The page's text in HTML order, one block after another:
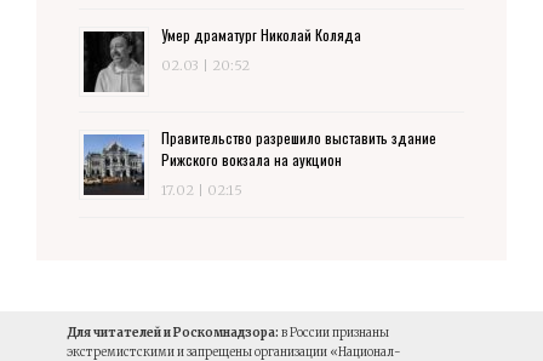
Умер драматург Николай Коляда
02.03 | 20:52
Правительство разрешило выставить здание
Рижского вокзала на аукцион
17.02 | 02:15
Для читателей и Роскомнадзора: в России признаны
экстремистскими и запрещены организации «Национал-